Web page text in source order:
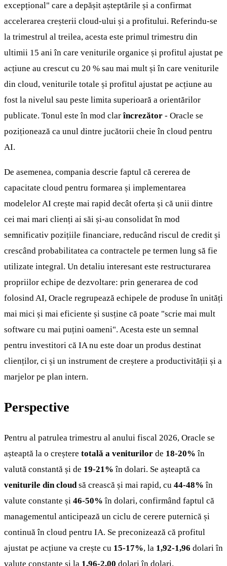
excepțional" care a depășit așteptările și a confirmat
accelerarea creșterii cloud-ului și a profitului. Referindu-se
la trimestrul al treilea, acesta este primul trimestru din
ultimii 15 ani în care veniturile organice și profitul ajustat pe
acțiune au crescut cu 20 % sau mai mult și în care veniturile
din cloud, veniturile totale și profitul ajustat pe acțiune au
fost la nivelul sau peste limita superioară a orientărilor
publicate. Tonul este în mod clarîncrezător - Oracle se
poziționează ca unul dintre jucătorii cheie în cloud pentru
AI.
De asemenea, compania descrie faptul că cererea de
capacitate cloud pentru formarea și implementarea
modelelor AI crește mai rapid decât oferta și că unii dintre
cei mai mari clienți ai săi și-au consolidat în mod
semnificativ pozițiile financiare, reducând riscul de credit și
crescând probabilitatea ca contractele pe termen lung să fie
utilizate integral. Un detaliu interesant este restructurarea
propriilor echipe de dezvoltare: prin generarea de cod
folosind AI, Oracle regrupează echipele de produse în unități
mai mici și mai eficiente și susține că poate "scrie mai mult
software cu mai puțini oameni". Acesta este un semnal
pentru investitori că IA nu este doar un produs destinat
clienților, ci și un instrument de creștere a productivității și a
marjelor pe plan intern.
Perspective
Pentru al patrulea trimestru al anului fiscal 2026, Oracle se
așteaptă la o creștere totală a veniturilor de 18-20% în
valută constantă și de 19-21% în dolari. Se așteaptă ca
veniturile din cloudsă crească și mai rapid, cu 44-48% în
valute constante și 46-50% în dolari, confirmând faptul că
managementul anticipează un ciclu de cerere puternică și
continuă în cloud pentru IA. Se preconizează că profitul
ajustat pe acțiune va crește cu 15-17%, la 1,92-1,96 dolari în
valute constante și la 1,96-2,00 dolari în dolari.